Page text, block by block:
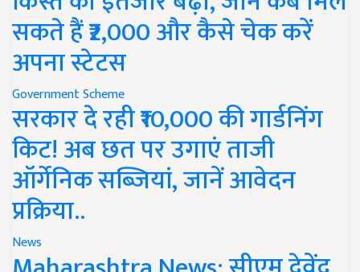
सकते हैं ₹2,000 और कैसे चेक करें
अपना स्टेटस
Government Scheme
सरकार दे रही ₹10,000 की गार्डनिंग
किट! अब छत पर उगाएं ताजी
ऑर्गेनिक सब्जियां, जानें आवेदन
प्रक्रिया..
News